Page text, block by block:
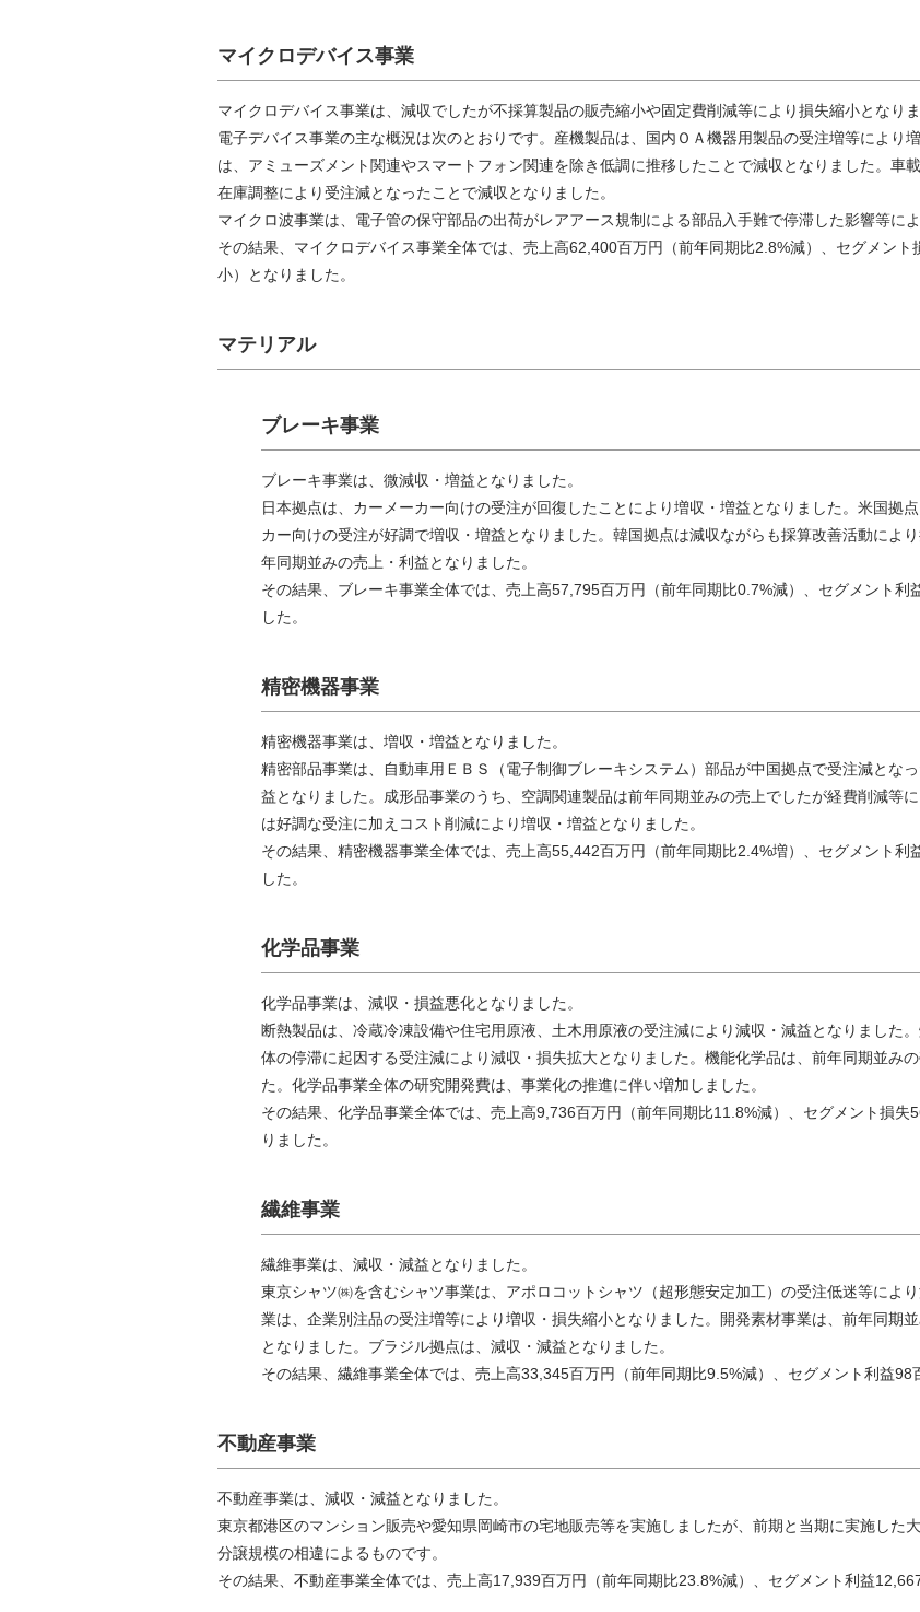
マイクロデバイス事業
マイクロデバイス事業は、減収でしたが不採算製品の販売縮小や固定費削減等により損失縮小となりま
電子デバイス事業の主な概況は次のとおりです。産機製品は、国内ＯＡ機器用製品の受注増等により
は、アミューズメント関連やスマートフォン関連を除き低調に推移したことで減収となりました。車
在庫調整により受注減となったことで減収となりました。
マイクロ波事業は、電子管の保守部品の出荷がレアアース規制による部品入手難で停滞した影響等に
その結果、マイクロデバイス事業全体では、売上高62,400百万円（前年同期比2.8%減）、セグメン
小）となりました。
マテリアル
ブレーキ事業
ブレーキ事業は、微減収・増益となりました。
日本拠点は、カーメーカー向けの受注が回復したことにより増収・増益となりました。米国拠
カー向けの受注が好調で増収・増益となりました。韓国拠点は減収ながらも採算改善活動によ
年同期並みの売上・利益となりました。
その結果、ブレーキ事業全体では、売上高57,795百万円（前年同期比0.7%減）、セグメント利
した。
精密機器事業
精密機器事業は、増収・増益となりました。
精密部品事業は、自動車用ＥＢＳ（電子制御ブレーキシステム）部品が中国拠点で受注減とな
益となりました。成形品事業のうち、空調関連製品は前年同期並みの売上でしたが経費削減等
は好調な受注に加えコスト削減により増収・増益となりました。
その結果、精密機器事業全体では、売上高55,442百万円（前年同期比2.4%増）、セグメント利
した。
化学品事業
化学品事業は、減収・損益悪化となりました。
断熱製品は、冷蔵冷凍設備や住宅用原液、土木用原液の受注減により減収・減益となりました
体の停滞に起因する受注減により減収・損失拡大となりました。機能化学品は、前年同期並み
た。化学品事業全体の研究開発費は、事業化の推進に伴い増加しました。
その結果、化学品事業全体では、売上高9,736百万円（前年同期比11.8%減）、セグメント損
りました。
繊維事業
繊維事業は、減収・減益となりました。
東京シャツ㈱を含むシャツ事業は、アポロコットシャツ（超形態安定加工）の受注低迷等によ
業は、企業別注品の受注増等により増収・損失縮小となりました。開発素材事業は、前年同期
となりました。ブラジル拠点は、減収・減益となりました。
その結果、繊維事業全体では、売上高33,345百万円（前年同期比9.5%減）、セグメント利益98
不動産事業
不動産事業は、減収・減益となりました。
東京都港区のマンション販売や愛知県岡崎市の宅地販売等を実施しましたが、前期と当期に実施した
分譲規模の相違によるものです。
その結果、不動産事業全体では、売上高17,939百万円（前年同期比23.8%減）、セグメント利益